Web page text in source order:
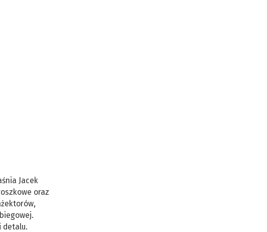
Jacek
oraz
detalu.